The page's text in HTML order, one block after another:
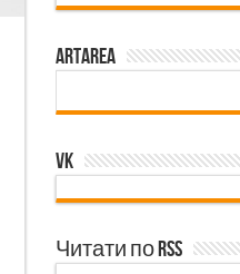
ArtArea
VK
Читати по RSS